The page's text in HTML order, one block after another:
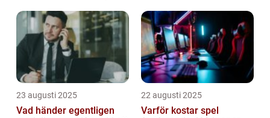
23 augusti 2025
Vad händer egentligen
22 augusti 2025
Varför kostar spel